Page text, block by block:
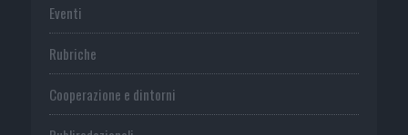
Eventi
Rubriche
Cooperazione e dintorni